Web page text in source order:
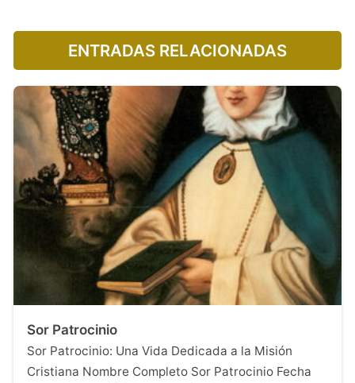
ENTRADAS RELACIONADAS
Sor Patrocinio
Sor Patrocinio: Una Vida Dedicada a la Misión
Cristiana Nombre Completo Sor Patrocinio Fecha